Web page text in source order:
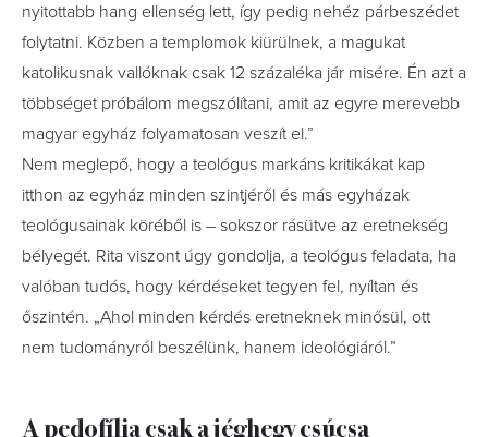
nyitottabb hang ellenség lett, így pedig nehéz párbeszédet
folytatni. Közben a templomok kiürülnek, a magukat
katolikusnak vallóknak csak 12 százaléka jár misére. Én azt a
többséget próbálom megszólítani, amit az egyre merevebb
magyar egyház folyamatosan veszít el.”
Nem meglepő, hogy a teológus markáns kritikákat kap
itthon az egyház minden szintjéről és más egyházak
teológusainak köréből is – sokszor rásütve az eretnekség
bélyegét. Rita viszont úgy gondolja, a teológus feladata, ha
valóban tudós, hogy kérdéseket tegyen fel, nyíltan és
őszintén. „Ahol minden kérdés eretneknek minősül, ott
nem tudományról beszélünk, hanem ideológiáról.”
A pedofília csak a jéghegy csúcsa